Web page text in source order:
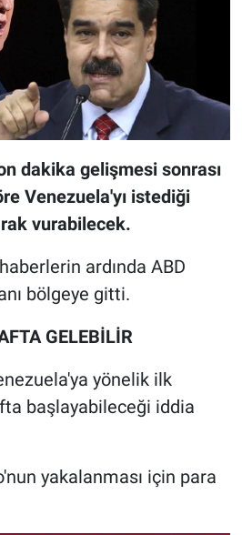
dakika gelişmesi sonrası
Venezuela'yı istediği
vurabilecek.
ardında ABD
bölgeye gitti.
GELEBİLİR
yönelik ilk
başlayabileceği iddia
yakalanması için para